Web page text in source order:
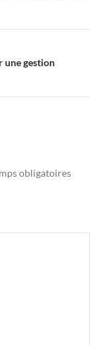
une gestion
obligatoires